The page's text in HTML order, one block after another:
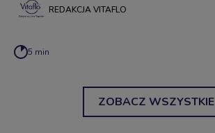
REDAKCJA VITAFLO
5 min
ZOBACZ WSZYSTKIE